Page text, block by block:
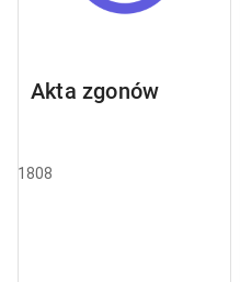
Akta zgonów
1808